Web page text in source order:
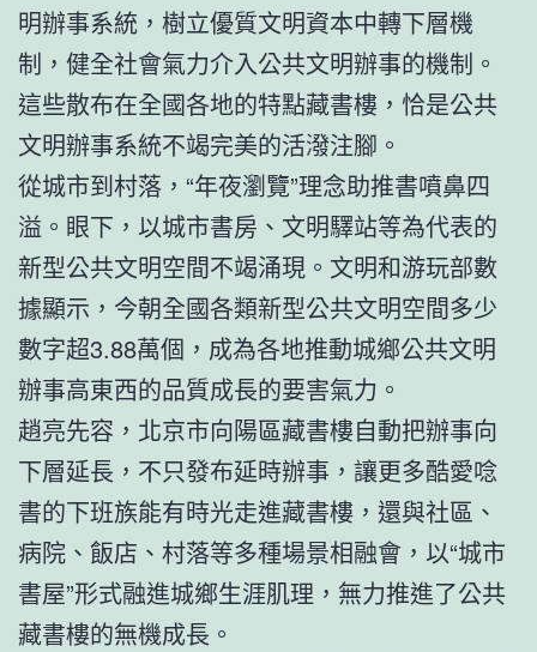
明辦事系統，樹立優質文明資本中轉下層機
制，健全社會氣力介入公共文明辦事的機制。
這些散布在全國各地的特點藏書樓，恰是公共
文明辦事系統不竭完美的活潑注腳。
從城市到村落，“年夜瀏覽”理念助推書噴鼻四
溢。眼下，以城市書房、文明驛站等為代表的
新型公共文明空間不竭涌現。文明和游玩部數
據顯示，今朝全國各類新型公共文明空間多少
數字超3.88萬個，成為各地推動城鄉公共文明
辦事高東西的品質成長的要害氣力。
趙亮先容，北京市向陽區藏書樓自動把辦事向
下層延長，不只發布延時辦事，讓更多酷愛唸
書的下班族能有時光走進藏書樓，還與社區、
病院、飯店、村落等多種場景相融會，以“城市
書屋”形式融進城鄉生涯肌理，無力推進了公共
藏書樓的無機成長。